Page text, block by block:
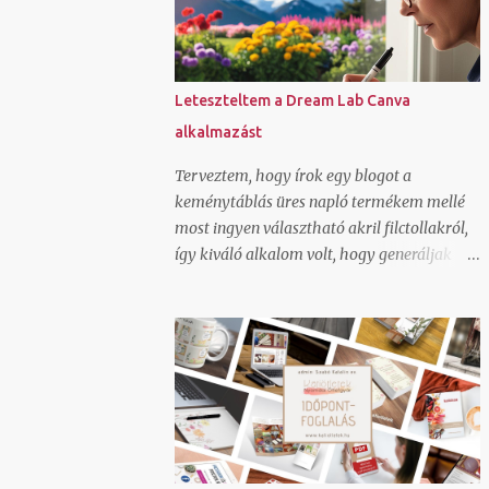
Mailerlite vagy Listamester hírlevél
feliratkozó űrlapot és megírjuk az első
levelet hozzá, ez alapján fogod tuni folytatni
elindítjuk a facebook oldalad az első 5 poszt
használni képszerkesztéssel és szövegírással
együtt elindítjuk a fb csoportodat az alap
beállításokkal és 5 témaindító poszttal,
amitől egyfajta automatizmust és
lendületet kap a csoport kevés admin
widgeteket amit be is ágyazunk az
oldaladba regisztrálunk valós időben egy
időpontfoglaló rendszert és beállítjuk hozzá
a bemutatkozó részt, a...
Leteszteltem a Dream Lab Canva
alkalmazást
Terveztem, hogy írok egy blogot a
keménytáblás üres napló termékem mellé
most ingyen választható akril filctollakról,
így kiváló alkalom volt, hogy generáljak
nagyon ajánlották, hát kipróbáltam. Ezt az
utasítást adtam neki, erre adott ki három
képet: Íróasztalon egy keménytáblás fehér
könyv, aminek a borítóját akril filctollal
éppen most dekorálja egy néni. 4 kis
pingvint rajzol rá. A néni rövid barna hajú,